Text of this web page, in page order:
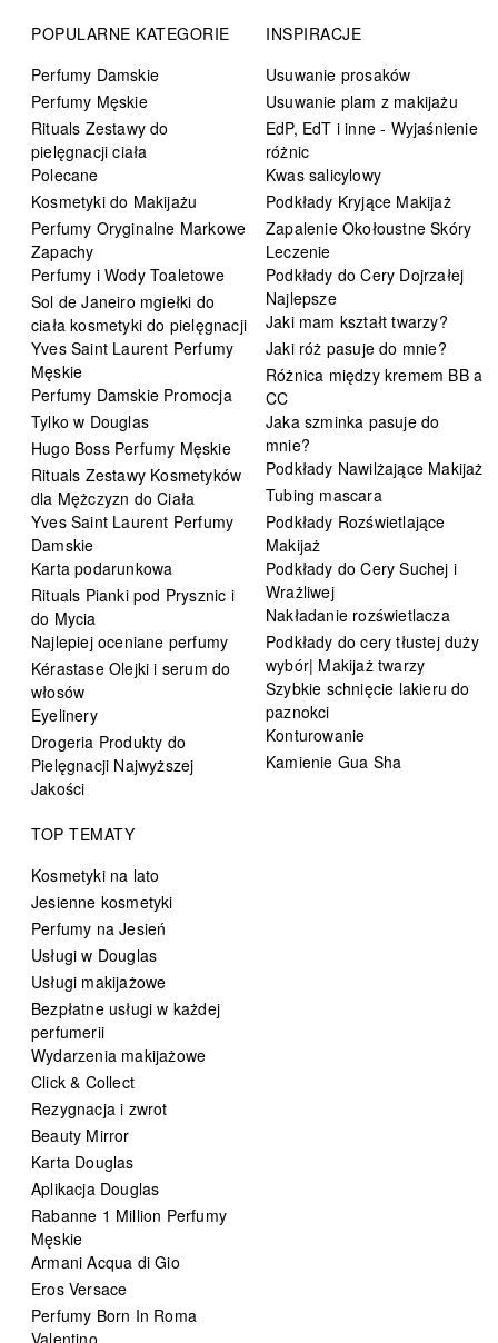
POPULARNE KATEGORIE
Perfumy Damskie
Perfumy Męskie
Rituals Zestawy do
pielęgnacji ciała
Polecane
Kosmetyki do Makijażu
Perfumy Oryginalne Markowe
Zapachy
Perfumy i Wody Toaletowe
Sol de Janeiro mgiełki do
ciała kosmetyki do pielęgnacji
Yves Saint Laurent Perfumy
Męskie
Perfumy Damskie Promocja
Tylko w Douglas
Hugo Boss Perfumy Męskie
Rituals Zestawy Kosmetyków
dla Mężczyzn do Ciała
Yves Saint Laurent Perfumy
Damskie
Karta podarunkowa
Rituals Pianki pod Prysznic i
do Mycia
Najlepiej oceniane perfumy
Kérastase Olejki i serum do
włosów
Eyelinery
Drogeria Produkty do
Pielęgnacji Najwyższej
Jakości
INSPIRACJE
Usuwanie prosaków
Usuwanie plam z makijażu
EdP, EdT i inne - Wyjaśnienie
różnic
Kwas salicylowy
Podkłady Kryjące Makijaż
Zapalenie Okołoustne Skóry
Leczenie
Podkłady do Cery Dojrzałej
Najlepsze
Jaki mam kształt twarzy?
Jaki róż pasuje do mnie?
Różnica między kremem BB a
CC
Jaka szminka pasuje do
mnie?
Podkłady Nawilżające Makijaż
Tubing mascara
Podkłady Rozświetlające
Makijaż
Podkłady do Cery Suchej i
Wrażliwej
Nakładanie rozświetlacza
Podkłady do cery tłustej duży
wybór| Makijaż twarzy
Szybkie schnięcie lakieru do
paznokci
Konturowanie
Kamienie Gua Sha
TOP TEMATY
Kosmetyki na lato
Jesienne kosmetyki
Perfumy na Jesień
Usługi w Douglas
Usługi makijażowe
Bezpłatne usługi w każdej
perfumerii
Wydarzenia makijażowe
Click & Collect
Rezygnacja i zwrot
Beauty Mirror
Karta Douglas
Aplikacja Douglas
Rabanne 1 Million Perfumy
Męskie
Armani Acqua di Gio
Eros Versace
Perfumy Born In Roma
Valentino